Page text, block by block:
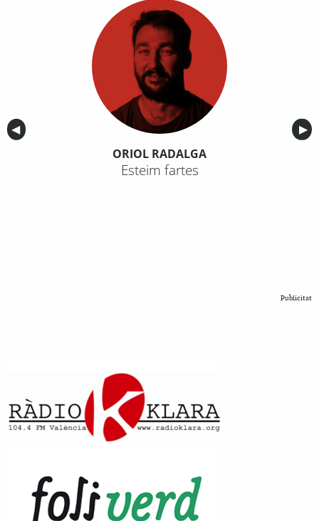
Anterior
◀︎ ▶︎
ORIOL RADALGA
Esteim fartes
Publicitat